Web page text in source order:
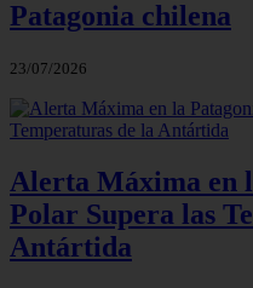
Patagonia chilena
23/07/2026
Alerta Máxima en
Polar Supera las
Antártida